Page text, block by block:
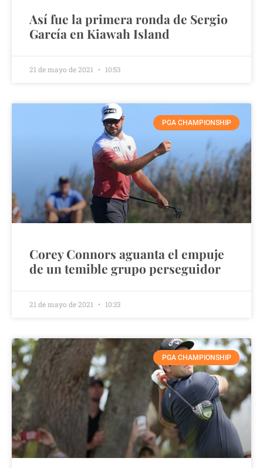
Así fue la primera ronda de Sergio
García en Kiawah Island
21 de mayo de 2021 10:53
PGA CHAMPIONSHIP
Corey Connors aguanta el empuje
de un temible grupo perseguidor
21 de mayo de 2021 10:33
PGA CHAMPIONSHIP